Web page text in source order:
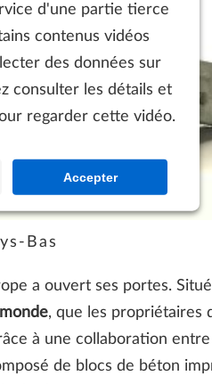
d'une partie tierce
contenus vidéos
des données sur
consulter les détails et
regarder cette vidéo.
Accepter
Bas
a ouvert ses portes.
, que les propriétaires
à une collaboration
de blocs de béton